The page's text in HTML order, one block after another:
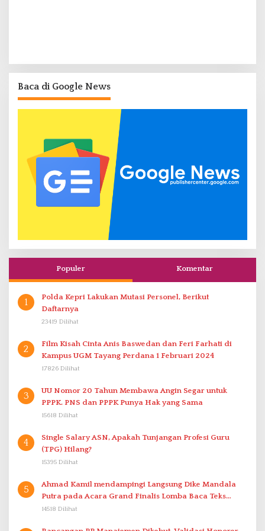
Baca di Google News
Populer Komentar
1
Polda Kepri Lakukan Mutasi Personel, Berikut
Daftarnya
23419 Dilihat
2
Film Kisah Cinta Anis Baswedan dan Feri Farhati di
Kampus UGM Tayang Perdana 1 Februari 2024
17826 Dilihat
3
UU Nomor 20 Tahun Membawa Angin Segar untuk
PPPK. PNS dan PPPK Punya Hak yang Sama
15618 Dilihat
4
Single Salary ASN, Apakah Tunjangan Profesi Guru
(TPG) Hilang?
15395 Dilihat
5
Ahmad Kamil mendampingi Langsung Dike Mandala
Putra pada Acara Grand Finalis Lomba Baca Teks
Proklamasi Mirip Bung Karno di Bali
14518 Dilihat